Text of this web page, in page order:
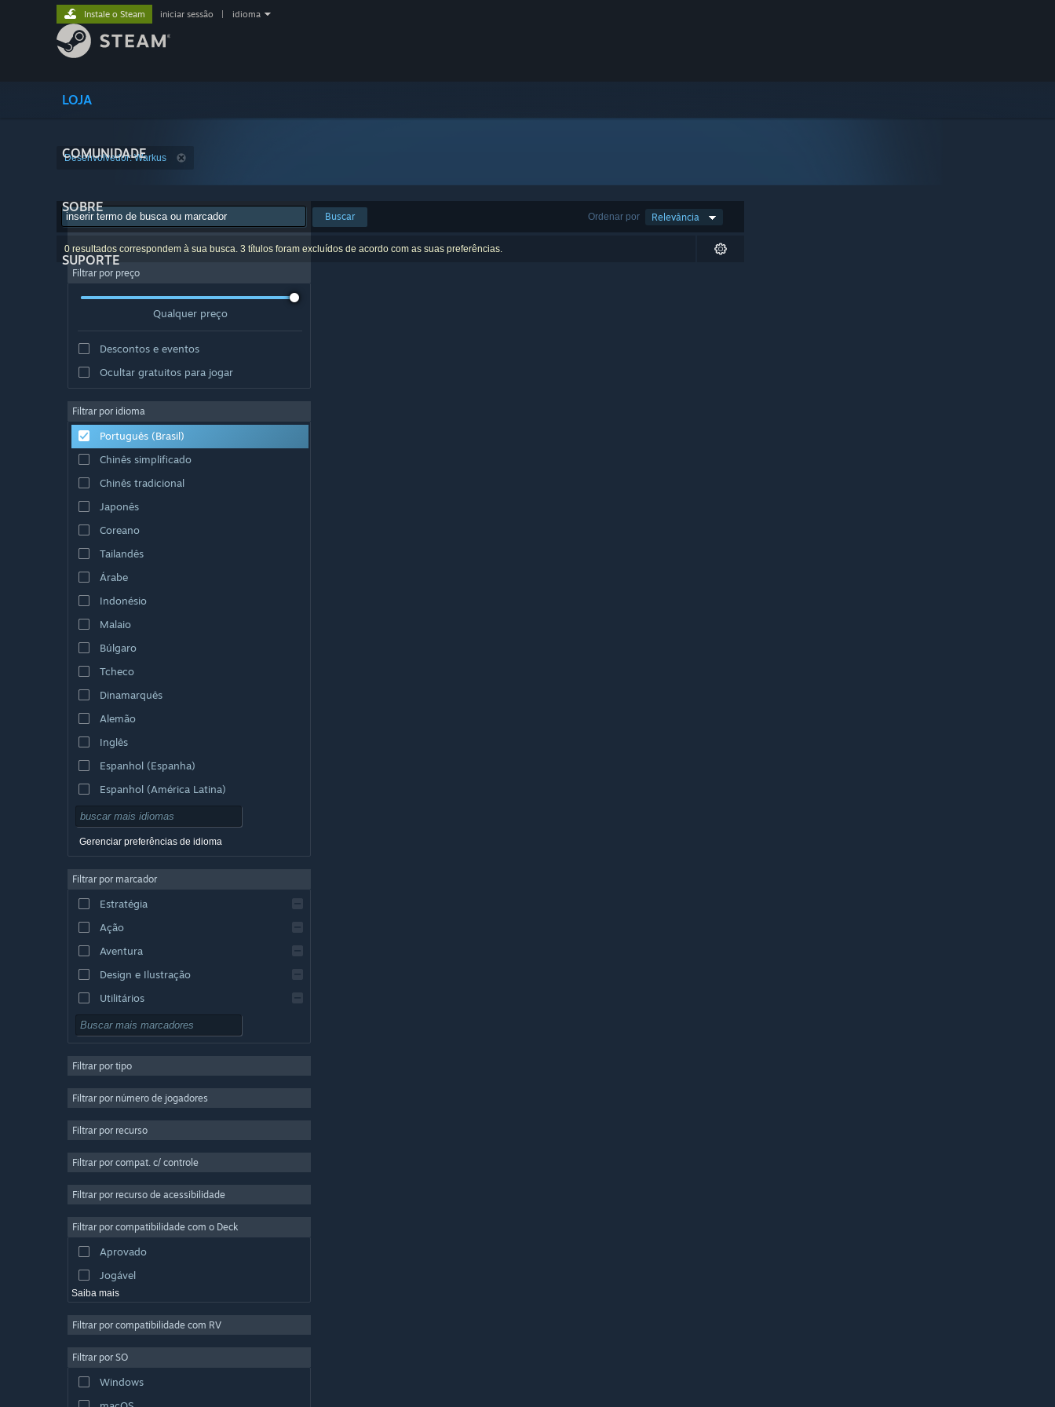
LOJA
COMUNIDADE
SOBRE
SUPORTE
Instale o Steam iniciar sessão idioma
Desenvolvedor: Warkus
Ordenar por Relevância
Buscar
0 resultados correspondem à sua busca. 3 títulos foram excluídos de acordo com as suas preferências.
Filtrar por preço
Qualquer preço
Descontos e eventos
Ocultar gratuitos para jogar
Filtrar por idioma
Português (Brasil)
Chinês simplificado
Chinês tradicional
Japonês
Coreano
Tailandês
Árabe
Indonésio
Malaio
Búlgaro
Tcheco
Dinamarquês
Alemão
Inglês
Espanhol (Espanha)
Espanhol (América Latina)
Gerenciar preferências de idioma
Filtrar por marcador
Estratégia
Ação
Aventura
Design e Ilustração
Utilitários
Gratuito para Jogar
Multijogador Massivo
Casual
Simulação
Produção de Vídeo
Edição de Fotos
Filtrar por tipo
Filtrar por número de jogadores
Filtrar por recurso
Filtrar por compat. c/ controle
Filtrar por recurso de acessibilidade
Filtrar por compatibilidade com o Deck
Aprovado
Jogável
Saiba mais
Filtrar por compatibilidade com RV
Filtrar por SO
Windows